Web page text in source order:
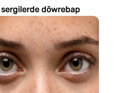
sergilerde döwrebap
gurluşyk çözgütlerini
görkezýär